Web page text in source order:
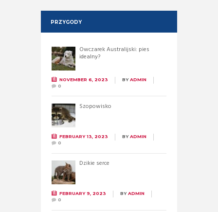
PRZYGODY
Owczarek Australijski: pies
idealny?
NOVEMBER 6, 2023 BYADMIN
0
Szopowisko
FEBRUARY 13, 2023 BYADMIN
0
Dzikie serce
FEBRUARY 9, 2023 BYADMIN
0